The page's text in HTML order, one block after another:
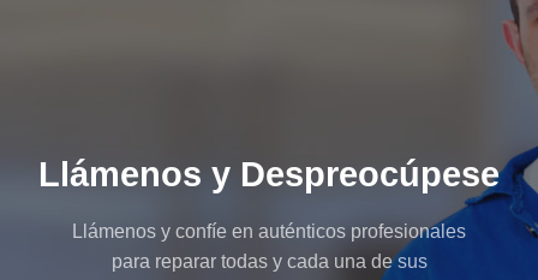
Llámenos y Despreocúpese
Llámenos y confíe en auténticos profesionales
para reparar todas y cada una de sus